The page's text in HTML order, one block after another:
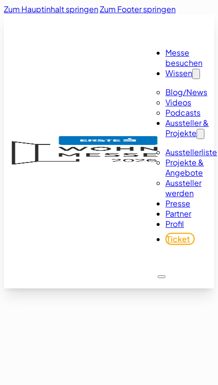
Zum Hauptinhalt springenZum Footer springen
Messe
besuchen
Wissen
Blog/News
Videos
Podcasts
Aussteller &
Projekte
Ausstellerliste
Projekte &
Angebote
Aussteller
werden
Presse
Partner
Profil
Ticket